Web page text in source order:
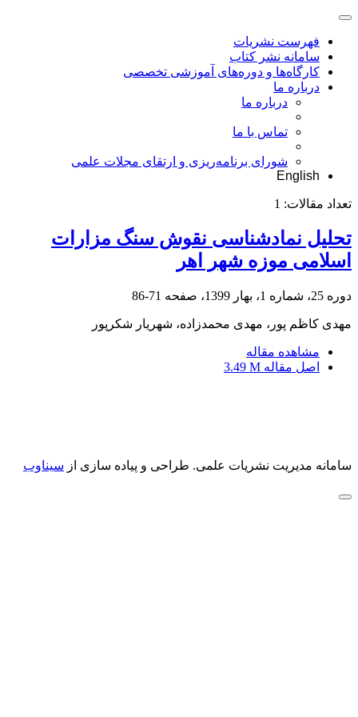
فهرست نشریات
سامانه نشر کتاب
کارگاه‌ها و دوره‌های آموزشی تخصصی
درباره ما
درباره ما
تماس با ما
شورای برنامه‌ریزی و ارتقای مجلات علمی
English
تعداد مقالات: 1
تحلیل نمادشناسی نقوش سنگ مزارات
اسلامی موزه شهر اهر
دوره 25، شماره 1، بهار 1399، صفحه 71-86
مهدی کاظم پور، مهدی محمدزاده، شهریار شکرپور
مشاهده مقاله
اصل مقاله 3.49 M
سامانه مدیریت نشریات علمی. طراحی و پیاده سازی از سیناوب